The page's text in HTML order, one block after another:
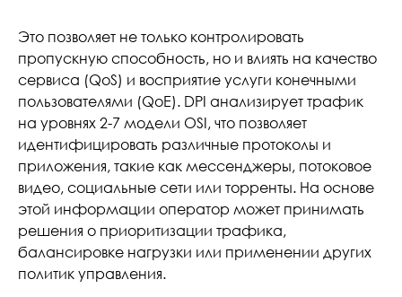
Это позволяет не только контролировать
пропускную способность, но и влиять на качество
сервиса (QoS) и восприятие услуги конечными
пользователями (QoE). DPI анализирует трафик
на уровнях 2-7 модели OSI, что позволяет
идентифицировать различные протоколы и
приложения, такие как мессенджеры, потоковое
видео, социальные сети или торренты. На основе
этой информации оператор может принимать
решения о приоритизации трафика,
балансировке нагрузки или применении других
политик управления.